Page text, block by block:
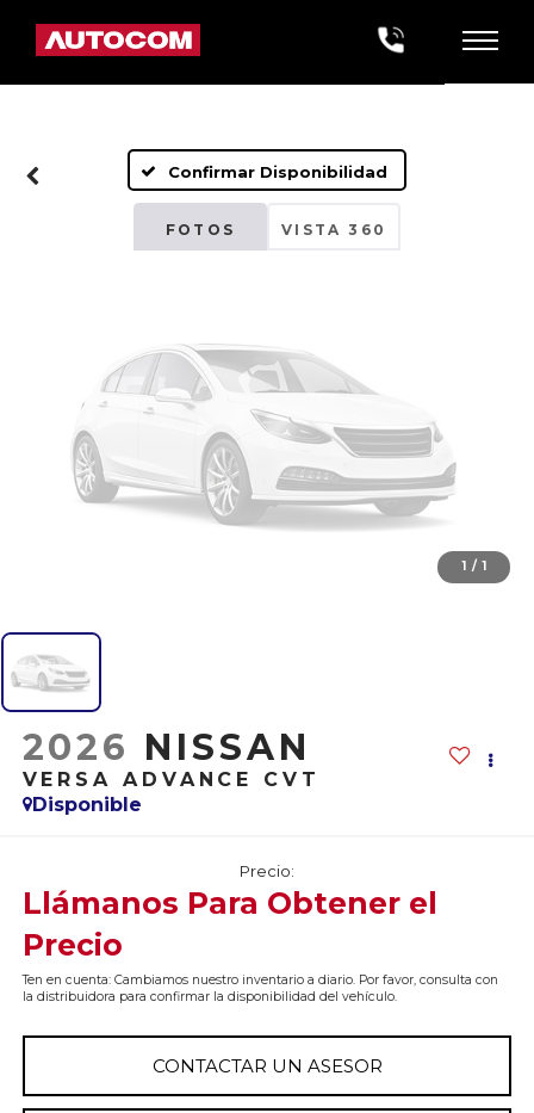
Confirmar Disponibilidad
FOTOS VISTA 360
Fotos No
Disponibles
Por favor, revise luego
1 / 1
2026 NISSAN
VERSA ADVANCE CVT
Disponible
Precio:
Llámanos Para Obtener el
Precio
Ten en cuenta: Cambiamos nuestro inventario a diario. Por favor, consulta con
la distribuidora para confirmar la disponibilidad del vehículo.
CONTACTAR UN ASESOR